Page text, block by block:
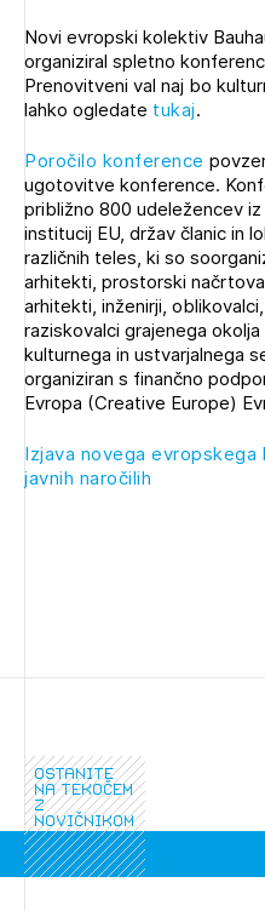
Novi evropski kolektiv
organiziral spletno
Prenovitveni val naj bo
lahko ogledate tukaj.
Poročilo konference
ugotovitve konference.
približno 800 udeležencev
institucij EU, držav članic in
različnih teles, ki so
arhitekti, prostorski
arhitekti, inženirji,
raziskovalci grajenega
kulturnega in ustvarjalnega
organiziran s finančno
Evropa (Creative Europe)
Izjava novega evropskega
javnih naročilih
ostanite
na tekočem
z
novičnikom